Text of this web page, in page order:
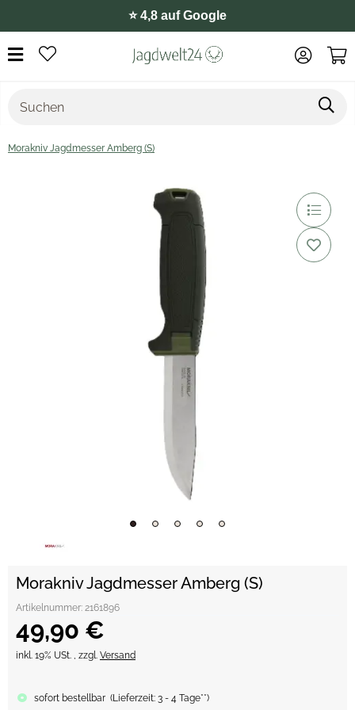
⭐️ 4,8 auf Google
Morakniv Jagdmesser Amberg (S)
Morakniv Jagdmesser Amberg (S)
Artikelnummer: 2161896
49,90 €
inkl. 19% USt. , zzgl. Versand
sofort bestellbar (Lieferzeit: 3 - 4 Tage**)